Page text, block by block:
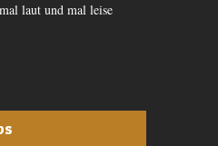
laut und mal leise